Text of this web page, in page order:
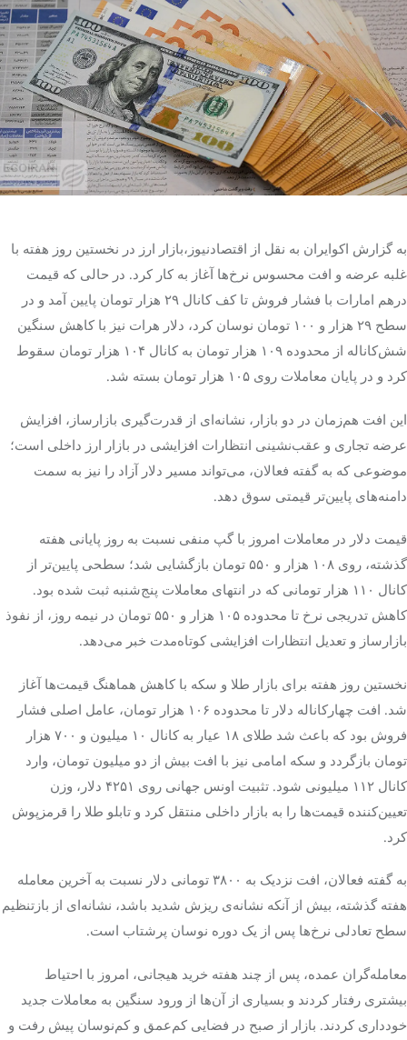
تک کده
پایگاه خبری آبان
خرید موتور ایمپلنت
به گزارش اکوایران به نقل از اقتصادنیوز،بازار ارز در نخستین روز هفته با
غلبه عرضه و افت محسوس نرخ‌ها آغاز به کار کرد. در حالی که قیمت
درهم امارات با فشار فروش تا کف کانال ۲۹ هزار تومان پایین آمد و در
سطح ۲۹ هزار و ۱۰۰ تومان نوسان کرد، دلار هرات نیز با کاهش سنگین
شش‌کاناله از محدوده ۱۰۹ هزار تومان به کانال ۱۰۴ هزار تومان سقوط
کرد و در پایان معاملات روی ۱۰۵ هزار تومان بسته شد.
این افت هم‌زمان در دو بازار، نشانه‌ای از قدرت‌گیری بازارساز، افزایش
عرضه تجاری و عقب‌نشینی انتظارات افزایشی در بازار ارز داخلی است؛
موضوعی که به گفته فعالان، می‌تواند مسیر دلار آزاد را نیز به سمت
دامنه‌های پایین‌تر قیمتی سوق دهد.
قیمت دلار در معاملات امروز با گپ منفی نسبت به روز پایانی هفته
گذشته، روی ۱۰۸ هزار و ۵۵۰ تومان بازگشایی شد؛ سطحی پایین‌تر از
کانال ۱۱۰ هزار تومانی که در انتهای معاملات پنج‌شنبه ثبت شده بود.
کاهش تدریجی نرخ تا محدوده ۱۰۵ هزار و ۵۵۰ تومان در نیمه روز، از نفوذ
بازارساز و تعدیل انتظارات افزایشی کوتاه‌مدت خبر می‌دهد.
نخستین روز هفته برای بازار طلا و سکه با کاهش هماهنگ قیمت‌ها آغاز
شد. افت چهارکاناله دلار تا محدوده ۱۰۶ هزار تومان، عامل اصلی فشار
فروش بود که باعث شد طلای ۱۸ عیار به کانال ۱۰ میلیون و ۷۰۰ هزار
تومان بازگردد و سکه امامی نیز با افت بیش از دو میلیون تومان، وارد
کانال ۱۱۲ میلیونی شود. تثبیت اونس جهانی روی ۴۲۵۱ دلار، وزن
تعیین‌کننده قیمت‌ها را به بازار داخلی منتقل کرد و تابلو طلا را قرمزپوش
کرد.
به گفته فعالان، افت نزدیک به ۳۸۰۰ تومانی دلار نسبت به آخرین معامله
هفته گذشته، بیش از آنکه نشانه‌ی ریزش شدید باشد، نشانه‌ای از بازتنظیم
سطح تعادلی نرخ‌ها پس از یک دوره نوسان پرشتاب است.
معامله‌گران عمده، پس از چند هفته خرید هیجانی، امروز با احتیاط
بیشتری رفتار کردند و بسیاری از آن‌ها از ورود سنگین به معاملات جدید
خودداری کردند. بازار از صبح در فضایی کم‌عمق و کم‌نوسان پیش رفت و